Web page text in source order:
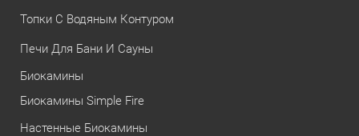
Топки С Водяным Контуром
Печи Для Бани И Сауны
Биокамины
Биокамины Simple Fire
Настенные Биокамины